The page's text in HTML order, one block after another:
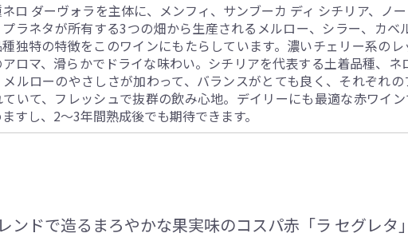
ロ ダーヴォラを主体に、メンフィ、サンブーカ ディ シチリア、ノ
ラネタが所有する3つの畑から生産されるメルロー、シラー、カベ
種独特の特徴をこのワインにもたらしています。濃いチェリー系の
ロマ、滑らかでドライな味わい。シチリアを代表する土着品種、ネ
メルローのやさしさが加わって、バランスがとても良く、それぞれ
ていて、フレッシュで抜群の飲み心地。デイリーにも最適な赤ワイ
すし、2～3年間熟成後でも期待できます。
ドで造るまろやかな果実味のコスパ赤「ラ セグレタ」